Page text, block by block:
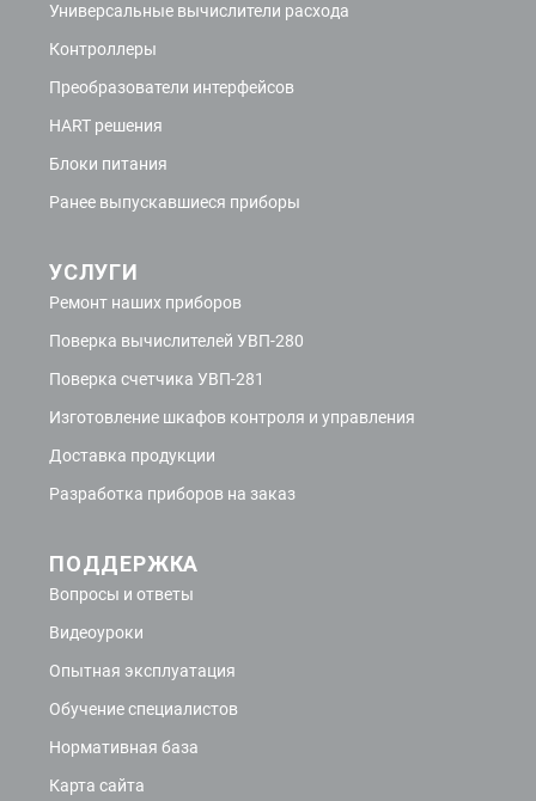
Универсальные вычислители расхода
Контроллеры
Преобразователи интерфейсов
HART решения
Блоки питания
Ранее выпускавшиеся приборы
УСЛУГИ
Ремонт наших приборов
Поверка вычислителей УВП-280
Поверка счетчика УВП-281
Изготовление шкафов контроля и управления
Доставка продукции
Разработка приборов на заказ
ПОДДЕРЖКА
Вопросы и ответы
Видеоуроки
Опытная эксплуатация
Обучение специалистов
Нормативная база
Карта сайта